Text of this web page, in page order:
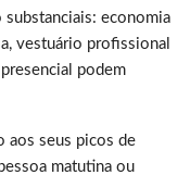
substanciais: economia
vestuário profissional
podem
aos seus picos de
matutina ou